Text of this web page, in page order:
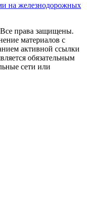
на железнодорожных
права защищены.
материалов с
активной ссылки
обязательным
сети или